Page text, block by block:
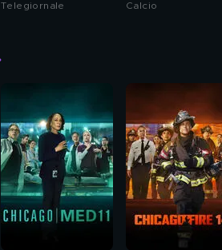
Telegiornale Calcio